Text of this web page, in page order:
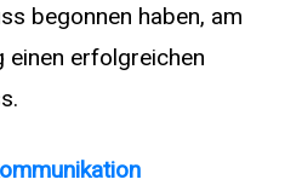
begonnen haben, am
einen erfolgreichen